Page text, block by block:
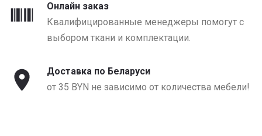
Онлайн заказ
Квалифицированные менеджеры помогут с
выбором ткани и комплектации.
Доставка по Беларуси
от 35 BYN не зависимо от количества мебели!